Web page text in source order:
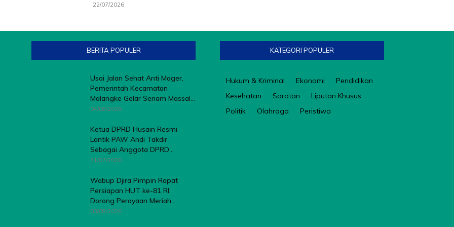
22/07/2026
BERITA POPULER
Usai Jalan Sehat Anti Mager,
Pemerintah Kecamatan
Malangke Gelar Senam Massal...
04/08/2026
Ketua DPRD Husain Resmi
Lantik PAW Andi Takdir
Sebagai Anggota DPRD...
31/07/2026
Wabup Djira Pimpin Rapat
Persiapan HUT ke-81 RI,
Dorong Perayaan Meriah...
03/08/2026
KATEGORI POPULER
Hukum & Kriminal Ekonomi
Pendidikan
Kesehatan
Sorotan
Liputan Khusus
Politik
Olahraga Peristiwa